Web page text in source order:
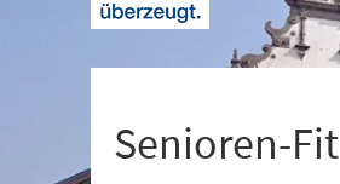
Senioren-Fit